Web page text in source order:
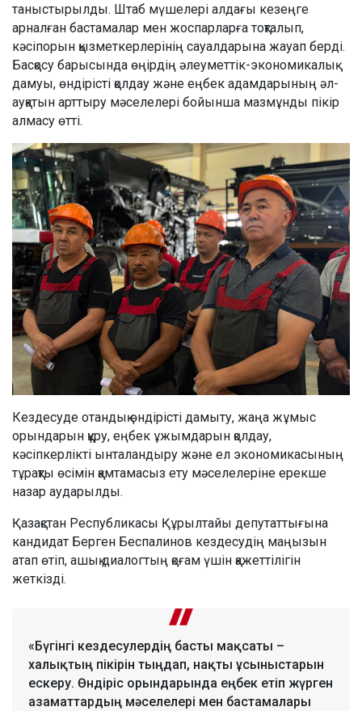
таныстырылды. Штаб мүшелері алдағы кезеңге
арналған бастамалар мен жоспарларға тоқталып,
кәсіпорын қызметкерлерінің сауалдарына жауап берді.
Басқосу барысында өңірдің әлеуметтік-экономикалық
дамуы, өндірісті қолдау және еңбек адамдарының әл-
ауқатын арттыру мәселелері бойынша мазмұнды пікір
алмасу өтті.
Кездесуде отандық өндірісті дамыту, жаңа жұмыс
орындарын құру, еңбек ұжымдарын қолдау,
кәсіпкерлікті ынталандыру және ел экономикасының
тұрақты өсімін қамтамасыз ету мәселелеріне ерекше
назар аударылды.
Қазақстан Республикасы Құрылтайы депутаттығына
кандидат Берген Беспалинов кездесудің маңызын
атап өтіп, ашық диалогтың қоғам үшін қажеттілігін
жеткізді.
«Бүгінгі кездесулердің басты мақсаты –
халықтың пікірін тыңдап, нақты ұсыныстарын
ескеру. Өндіріс орындарында еңбек етіп жүрген
азаматтардың мәселелері мен бастамалары